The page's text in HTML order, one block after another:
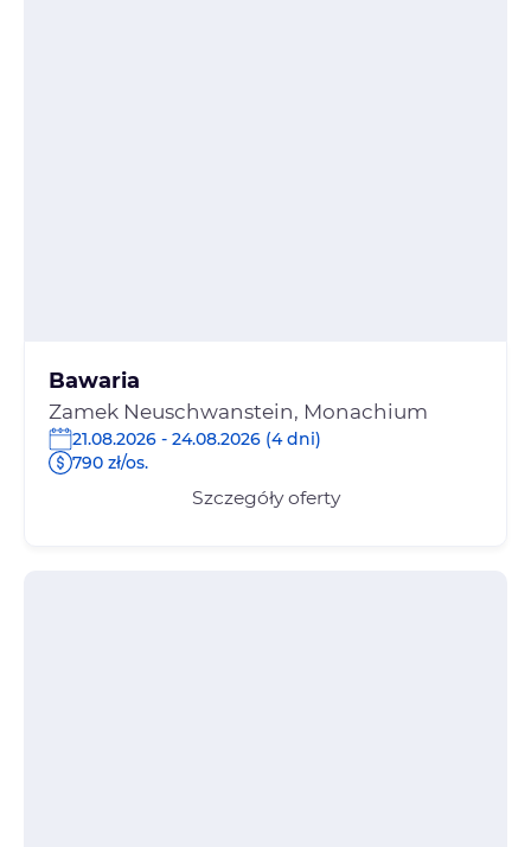
Bawaria
Zamek Neuschwanstein, Monachium
21.08.2026 - 24.08.2026 (4 dni)
790 zł/os.
Szczegóły oferty